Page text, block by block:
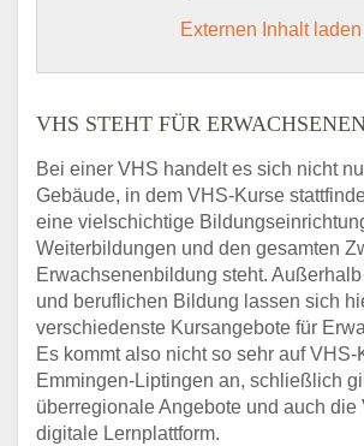
Externen Inhalt laden
VHS STEHT FÜR
Bei einer VHS handelt es sich nicht
Gebäude, in dem VHS-Kurse
eine vielschichtige
Weiterbildungen und den gesamten
Erwachsenenbildung steht.
und beruflichen Bildung lassen sich
verschiedenste Kursangebote für
Es kommt also nicht so sehr auf VHS-
Emmingen-Liptingen an, schließlich
überregionale Angebote und auch
digitale Lernplattform.